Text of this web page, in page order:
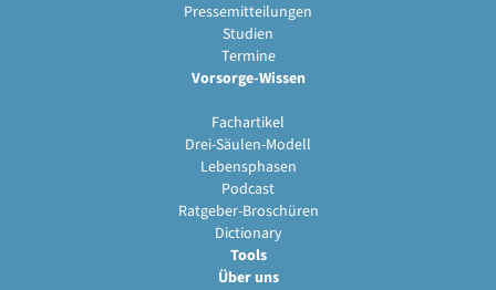
Pressemitteilungen
Studien
Termine
Vorsorge-Wissen
Fachartikel
Drei-Säulen-Modell
Lebensphasen
Podcast
Ratgeber-Broschüren
Dictionary
Tools
Über uns